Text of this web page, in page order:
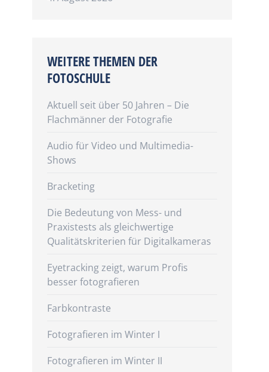
WEITERE THEMEN DER
FOTOSCHULE
Aktuell seit über 50 Jahren – Die
Flachmänner der Fotografie
Audio für Video und Multimedia-
Shows
Bracketing
Die Bedeutung von Mess- und
Praxistests als gleichwertige
Qualitätskriterien für Digitalkameras
Eyetracking zeigt, warum Profis
besser fotografieren
Farbkontraste
Fotografieren im Winter I
Fotografieren im Winter II